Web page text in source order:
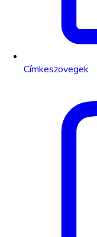
Címkeszövegek